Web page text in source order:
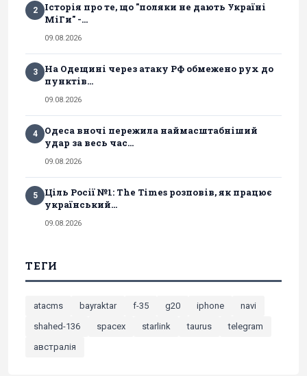
2
Історія про те, що "поляки не дають Україні
МіГи" -...
09.08.2026
3
На Одещині через атаку РФ обмежено рух до
пунктів...
09.08.2026
4
Одеса вночі пережила наймасштабніший
удар за весь час...
09.08.2026
5
Ціль Росії №1: The Times розповів, як працює
український...
09.08.2026
ТЕГИ
atacms bayraktar f-35 g20 iphone
navi
shahed-136
spacex starlink taurus
telegram
австралія